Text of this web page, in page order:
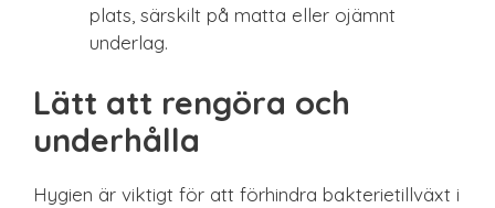
plats, särskilt på matta eller ojämnt
underlag.
Lätt att rengöra och
underhålla
Hygien är viktigt för att förhindra bakterietillväxt i